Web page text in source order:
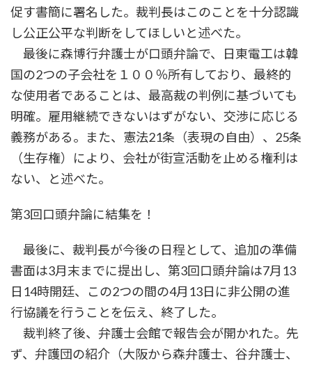
促す書簡に署名した。裁判長はこのことを十分認識
し公正公平な判断をしてほしいと述べた。
最後に森博行弁護士が口頭弁論で、日東電工は韓
国の2つの子会社を１００％所有しており、最終的
な使用者であることは、最高裁の判例に基づいても
明確。雇用継続できないはずがない、交渉に応じる
義務がある。また、憲法21条（表現の自由）、25条
（生存権）により、会社が街宣活動を止める権利は
ない、と述べた。
第3回口頭弁論に結集を！
最後に、裁判長が今後の日程として、追加の準備
書面は3月末までに提出し、第3回口頭弁論は7月13
日14時開廷、この2つの間の4月13日に非公開の進
行協議を行うことを伝え、終了した。
裁判終了後、弁護士会館で報告会が開かれた。先
ず、弁護団の紹介（大阪から森弁護士、谷弁護士、